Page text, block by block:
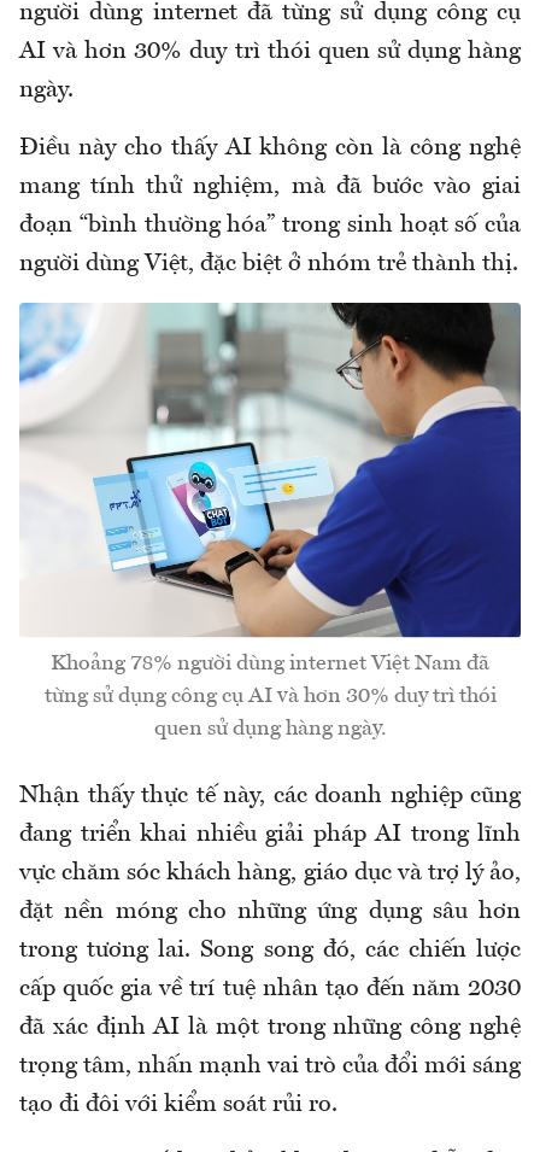
người dùng internet đã từng sử dụng công cụ
AI và hơn 30% duy trì thói quen sử dụng hàng
ngày.
Điều này cho thấy AI không còn là công nghệ
mang tính thử nghiệm, mà đã bước vào giai
đoạn “bình thường hóa” trong sinh hoạt số của
người dùng Việt, đặc biệt ở nhóm trẻ thành thị.
Khoảng 78% người dùng internet Việt Nam đã
từng sử dụng công cụ AI và hơn 30% duy trì thói
quen sử dụng hàng ngày.
Nhận thấy thực tế này, các doanh nghiệp cũng
đang triển khai nhiều giải pháp AI trong lĩnh
vực chăm sóc khách hàng, giáo dục và trợ lý ảo,
đặt nền móng cho những ứng dụng sâu hơn
trong tương lai. Song song đó, các chiến lược
cấp quốc gia về trí tuệ nhân tạo đến năm 2030
đã xác định AI là một trong những công nghệ
trọng tâm, nhấn mạnh vai trò của đổi mới sáng
tạo đi đôi với kiểm soát rủi ro.